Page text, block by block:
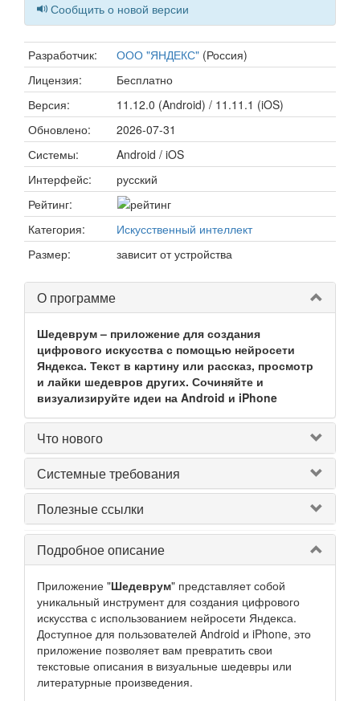
Сообщить о новой версии
Разработчик: ООО "ЯНДЕКС" (Россия)
Лицензия:
Бесплатно
Версия:
11.12.0 (Android) / 11.11.1 (iOS)
Обновлено:
2026-07-31
Системы:
Android / iOS
Интерфейс:
русский
Рейтинг:
Категория:
Искусственный интеллект
Размер:
зависит от устройства
О программе
Шедеврум – приложение для создания
цифрового искусства с помощью нейросети
Яндекса. Текст в картину или рассказ, просмотр
и лайки шедевров других. Сочиняйте и
визуализируйте идеи на Android и iPhone
Что нового
Системные требования
Полезные ссылки
Подробное описание
Приложение "Шедеврум" представляет собой
уникальный инструмент для создания цифрового
искусства с использованием нейросети Яндекса.
Доступное для пользователей Android и iPhone, это
приложение позволяет вам превратить свои
текстовые описания в визуальные шедевры или
литературные произведения.